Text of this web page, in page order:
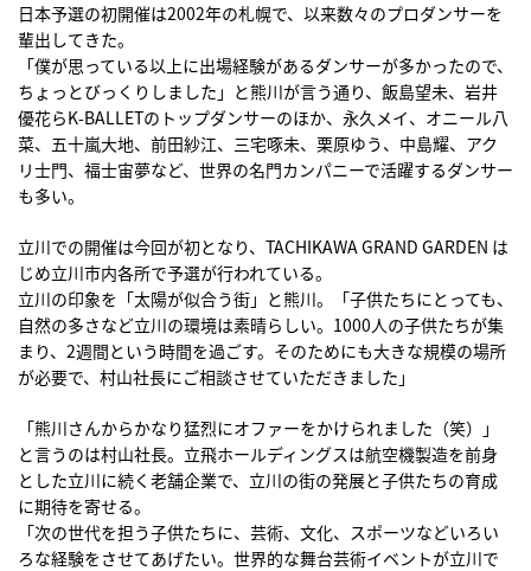
日本予選の初開催は2002年の札幌で、以来数々のプロダンサーを
輩出してきた。
「僕が思っている以上に出場経験があるダンサーが多かったので、
ちょっとびっくりしました」と熊川が言う通り、飯島望未、岩井
優花らK-BALLETのトップダンサーのほか、永久メイ、オニール八
菜、五十嵐大地、前田紗江、三宅啄未、栗原ゆう、中島耀、アク
リ士門、福士宙夢など、世界の名門カンパニーで活躍するダンサー
も多い。
立川での開催は今回が初となり、TACHIKAWA GRAND GARDEN は
じめ立川市内各所で予選が行われている。
立川の印象を「太陽が似合う街」と熊川。「子供たちにとっても、
自然の多さなど立川の環境は素晴らしい。1000人の子供たちが集
まり、2週間という時間を過ごす。そのためにも大きな規模の場所
が必要で、村山社長にご相談させていただきました」
「熊川さんからかなり猛烈にオファーをかけられました（笑）」
と言うのは村山社長。立飛ホールディングスは航空機製造を前身
とした立川に続く老舗企業で、立川の街の発展と子供たちの育成
に期待を寄せる。
「次の世代を担う子供たちに、芸術、文化、スポーツなどいろい
ろな経験をさせてあげたい。世界的な舞台芸術イベントが立川で